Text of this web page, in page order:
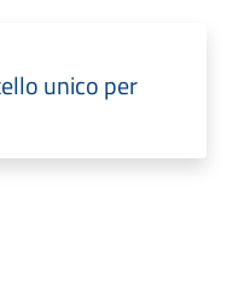
unico per